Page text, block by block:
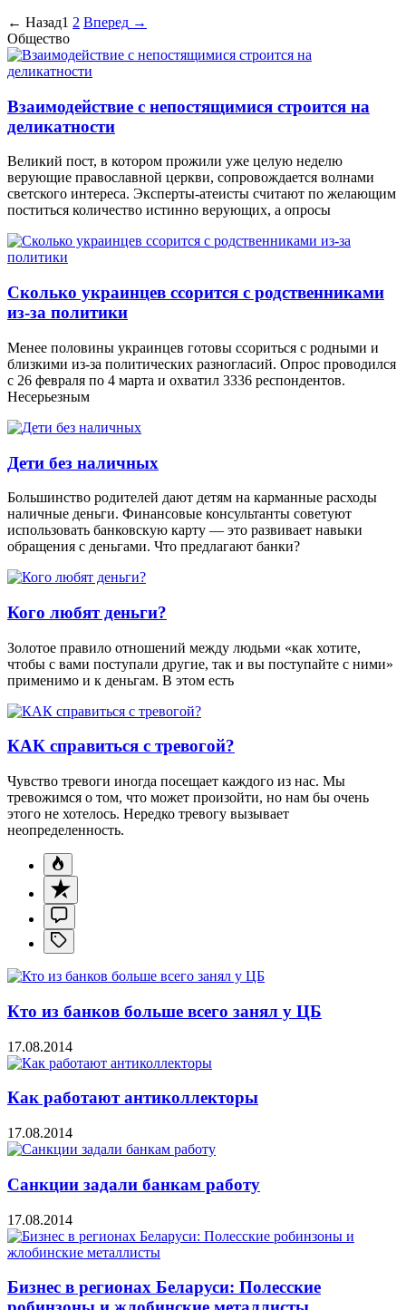
Пагинация
записей
← Назад1 2 Вперед →
Общество
Взаимодействие с непостящимися строится на
деликатности
Великий пост, в котором прожили уже целую неделю
верующие православной церкви, сопровождается волнами
светского интереса. Эксперты-атеисты считают по желающим
поститься количество истинно верующих, а опросы
Сколько украинцев ссорится с родственниками
из-за политики
Менее половины украинцев готовы ссориться с родными и
близкими из-за политических разногласий. Опрос проводился
с 26 февраля по 4 марта и охватил 3336 респондентов.
Несерьезным
Дети без наличных
Большинство родителей дают детям на карманные расходы
наличные деньги. Финансовые консультанты советуют
использовать банковскую карту — это развивает навыки
обращения с деньгами. Что предлагают банки?
Кого любят деньги?
Золотое правило отношений между людьми «как хотите,
чтобы с вами поступали другие, так и вы поступайте с ними»
применимо и к деньгам. В этом есть
КАК справиться с тревогой?
Чувство тревоги иногда посещает каждого из нас. Мы
тревожимся о том, что может произойти, но нам бы очень
этого не хотелось. Нередко тревогу вызывает
неопределенность.
Кто из банков больше всего занял у ЦБ
17.08.2014
Как работают антиколлекторы
17.08.2014
Санкции задали банкам работу
17.08.2014
Бизнес в регионах Беларуси: Полесские